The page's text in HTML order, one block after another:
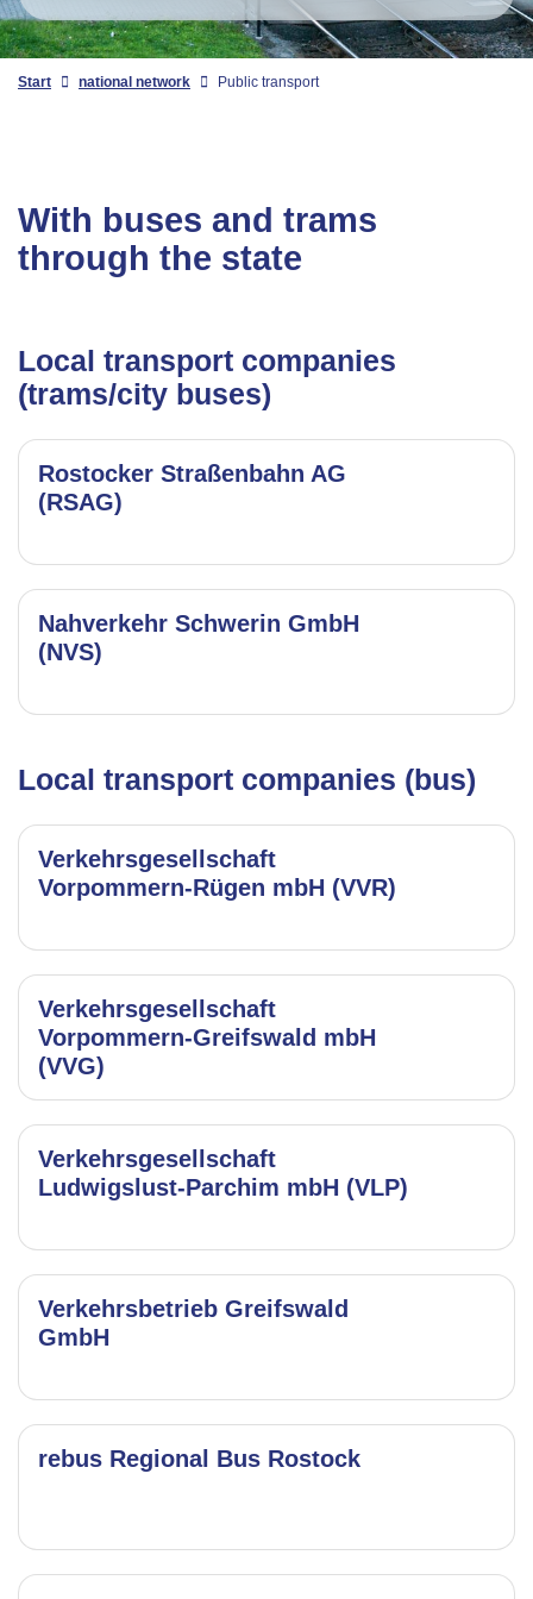
Start national network Public transport
With buses and trams
through the state
Local transport companies
(trams/city buses)
Rostocker Straßenbahn AG
(RSAG)
Nahverkehr Schwerin GmbH
(NVS)
Local transport companies (bus)
Verkehrsgesellschaft
Vorpommern-Rügen mbH (VVR)
Verkehrsgesellschaft
Vorpommern-Greifswald mbH
(VVG)
Verkehrsgesellschaft
Ludwigslust-Parchim mbH (VLP)
Verkehrsbetrieb Greifswald
GmbH
rebus Regional Bus Rostock